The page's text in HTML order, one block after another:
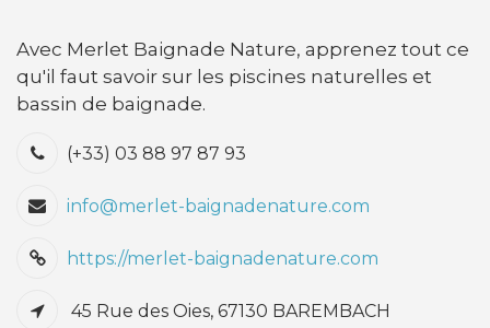
Avec Merlet Baignade Nature, apprenez tout ce
qu'il faut savoir sur les piscines naturelles et
bassin de baignade.
(+33) 03 88 97 87 93
info@merlet-baignadenature.com
https://merlet-baignadenature.com
45 Rue des Oies, 67130 BAREMBACH